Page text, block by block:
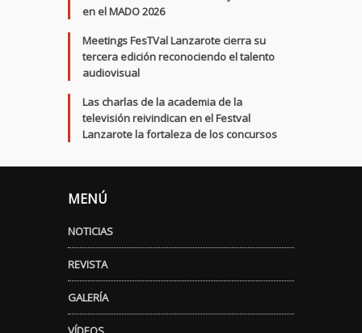
en el MADO 2026
Meetings FesTVal Lanzarote cierra su
tercera edición reconociendo el talento
audiovisual
Las charlas de la academia de la
televisión reivindican en el Festval
Lanzarote la fortaleza de los concursos
MENÚ
NOTICIAS
REVISTA
GALERÍA